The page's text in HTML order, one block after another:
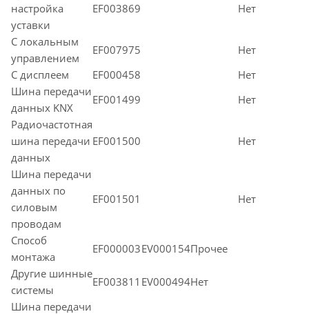
настройка
уставки
EF003869 Нет
С локальным
управлением
EF007975
Нет
С дисплеем
EF000458
Нет
Шина передачи
данных KNX
EF001499
Нет
Радиочастотная
шина передачи
данных
EF001500 Нет
Шина передачи
данных по
силовым
проводам
EF001501 Нет
Способ
монтажа
EF000003EV000154Прочее
Другие шинные
системы
EF003811 EV000494Нет
Шина передачи